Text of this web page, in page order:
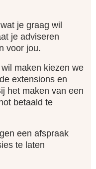
je graag wil
je adviseren
voor jou.
maken kiezen we
extensions en
het maken van een
betaald te
een afspraak
te laten